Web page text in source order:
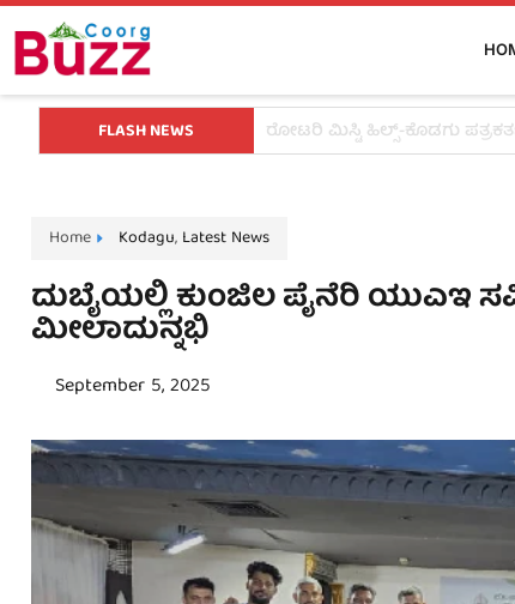
FLASH NEWS ಕೊಡಗಿನ ಯುವ ನಾಯಕ ಪೊನ್ನಣ್ಣಗೆ
Home Kodagu, Latest News
ದುಬೈಯಲ್ಲಿ ಕುಂಜಿಲ ಪೈನೆರಿ
ಮೀಲಾದುನ್ನಭಿ
September 5, 2025